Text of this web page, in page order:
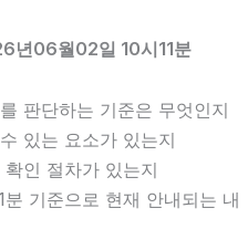
년06월02일 10시11분
판단하는 기준은 무엇인지
있는 요소가 있는지
인 절차가 있는지
기준으로 현재 안내되는 내